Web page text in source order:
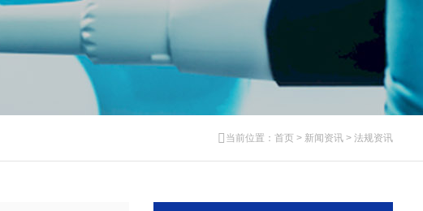
当前位置： 首页 > 新闻资讯 > 法规资讯